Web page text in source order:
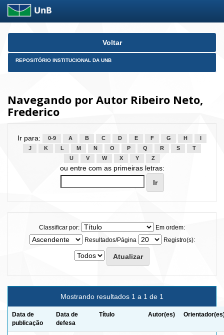
Skip
Voltar
REPOSITÓRIO INSTITUCIONAL DA UNB
Navegando por Autor Ribeiro Neto,
Frederico
Ir para: 0-9 A B C D E F G H
J
K L M N O P Q R S
T
U
V W X Y Z
ou entre com as primeiras letras:
Classificar por:
Em ordem:
Resultados/Página
Registro(s):
Mostrando resultados 1 a 1 de 1
Data de
publicação
Data de
defesa
Título Autor(es)